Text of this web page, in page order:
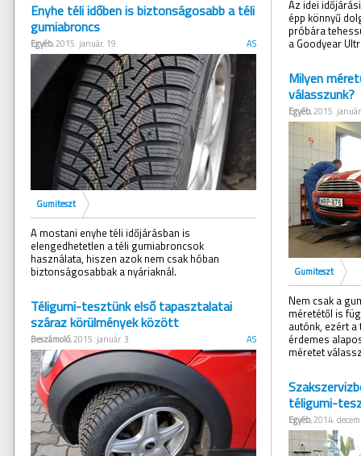
Enyhe téli időben is biztonságosabb a téli
gumiabroncs
Egyéb, 2015. január. 19. AS
Gumiteszt
A mostani enyhe téli időjárásban is
elengedhetetlen a téli gumiabroncsok
használata, hiszen azok nem csak hóban
biztonságosabbak a nyáriaknál.
Téligumi-tesztünk első tapasztalatai
száraz körülmények között
Beszámoló, 2015. január. 3. AS
Az idei
épp könnyű
próbára
a Goodyear
Milyen
válasszunk?
Egyéb, 2015.
Gumiteszt
Nem csak a
méretétől is
autónk, ezért
érdemes
méretet
téligumi-
Egyéb, 2014.